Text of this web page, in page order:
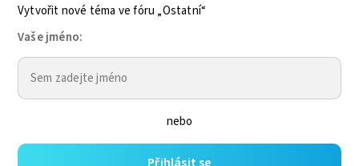
Vytvořit nové téma ve fóru „Ostatní“
Vaše jméno:
nebo